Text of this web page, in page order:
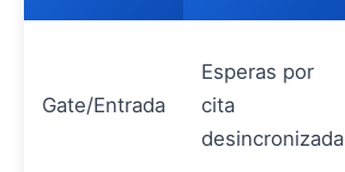
Gate/Entrada
Esperas por
cita
desincronizada